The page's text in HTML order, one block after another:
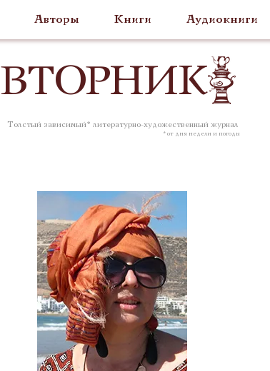
Авторы Книги Аудиокниги
ВТОРНИК
Толстый зависимый* литературно-художественный журнал
* от дня недели и погоды